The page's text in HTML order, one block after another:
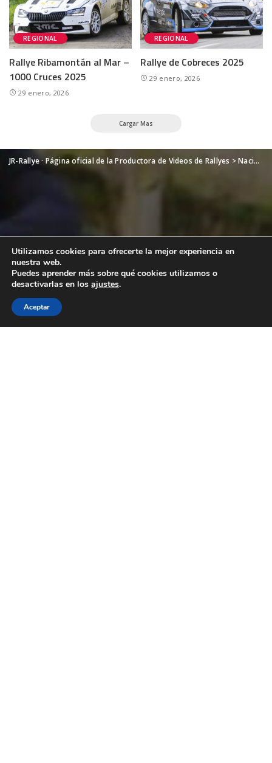
REGIONAL
Rallye Ribamontán al Mar –
1000 Cruces 2025
29 enero, 2026
REGIONAL
Rallye de Cobreces 2025
29 enero, 2026
Cargar Mas
JR-Rallye · Página oficial de la Productora de Videos de Rallyes >Nacional
Utilizamos cookies para ofrecerte la mejor experiencia en
nuestra web.
Puedes aprender más sobre qué cookies utilizamos o
desactivarlas en los ajustes.
Aceptar